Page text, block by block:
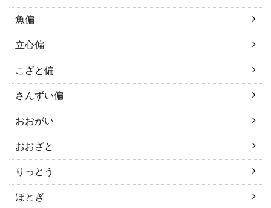
魚偏
立心偏
こざと偏
さんずい偏
おおがい
おおざと
りっとう
ほとぎ